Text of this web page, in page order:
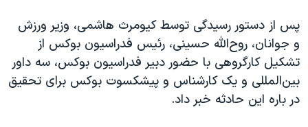
پس از دستور رسیدگی توسط کیومرث هاشمی، وزیر ورزش
و جوانان، روح‌الله حسینی، رئیس فدراسیون بوکس از
تشکیل کارگروهی با حضور دبیر فدراسیون بوکس، سه داور
بین‌المللی و یک کارشناس و پیشکسوت بوکس برای تحقیق
در باره این حادثه خبر داد.